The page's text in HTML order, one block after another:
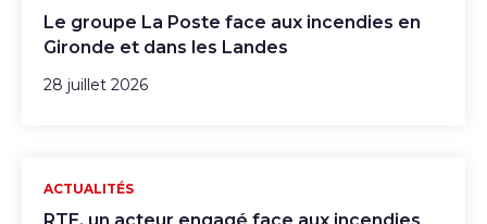
Le groupe La Poste face aux incendies en
Gironde et dans les Landes
28 juillet 2026
ACTUALITÉS